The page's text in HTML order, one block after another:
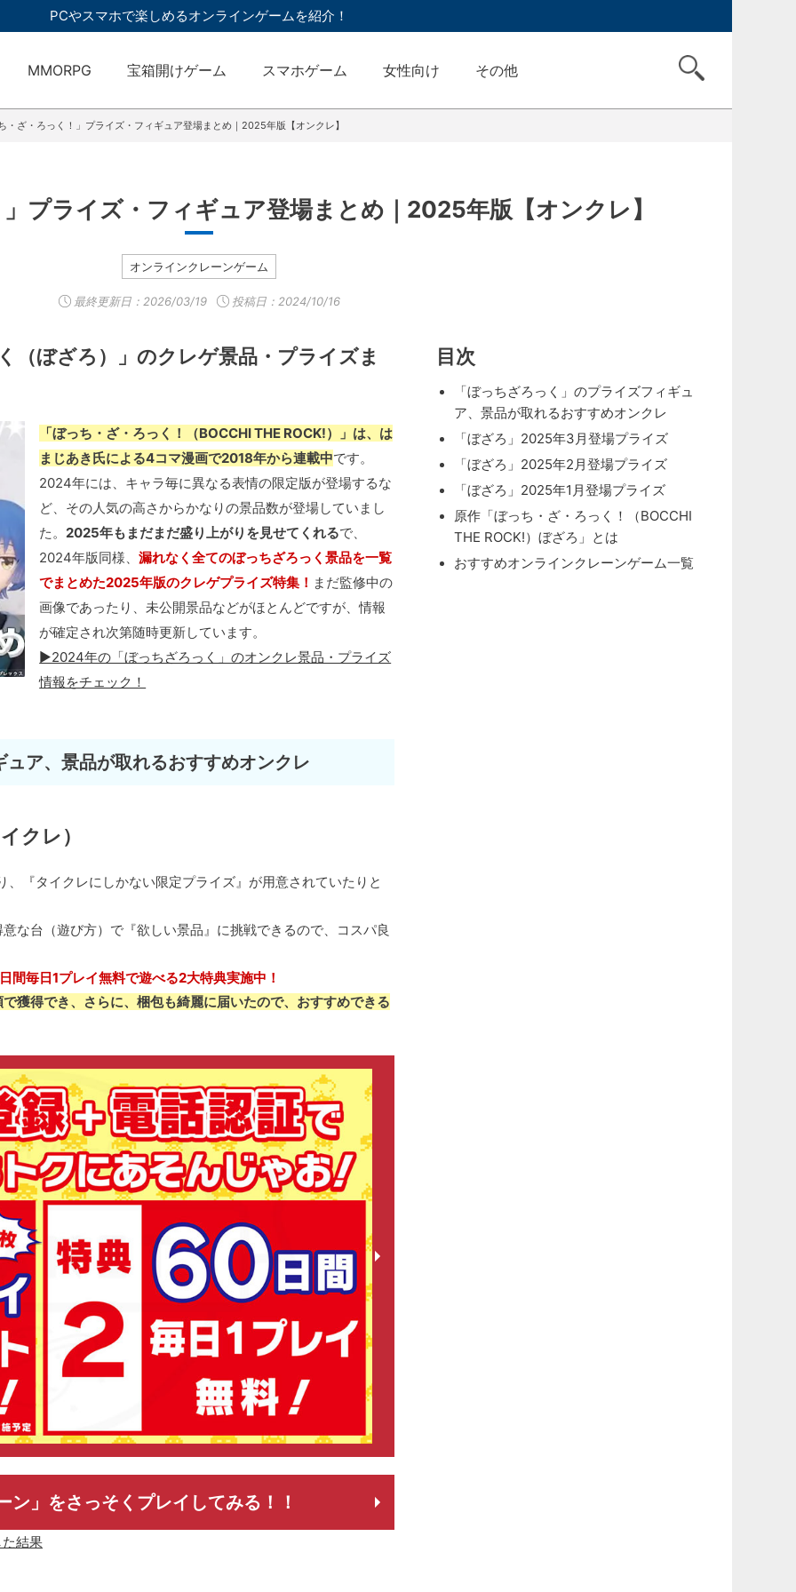
PCやスマホで楽しめるオンラインゲームを紹介！
MMORPG 宝箱開けゲーム スマホゲーム 女性向け その他
・ざ・ろっく！」プライズ・フィギュア登場まとめ｜2025年版【オンクレ】
プライズ・フィギュア登場まとめ｜2025年版【オンクレ】
オンラインクレーンゲーム
最終更新日： 2026/03/19 投稿日：2024/10/16
ぼざろ）」のクレゲ景品・プライズま
「ぼっち・ざ・ろっく！（BOCCHI THE ROCK!）」は、は
まじあき氏による4コマ漫画で2018年から連載中です。
2024年には、キャラ毎に異なる表情の限定版が登場するな
ど、その人気の高さからかなりの景品数が登場していまし
た。2025年もまだまだ盛り上がりを見せてくれるで、
2024年版同様、漏れなく全てのぼっちざろっく景品を一覧
でまとめた2025年版のクレゲプライズ特集！ まだ監修中の
画像であったり、未公開景品などがほとんどですが、情報
が確定され次第随時更新しています。
▶2024年の「ぼっちざろっく」のオンクレ景品・プライズ
情報をチェック！
ア、景品が取れるおすすめオンクレ
クレ）
『タイクレにしかない限定プライズ』が用意されていたりと
な台（遊び方）で『欲しい景品』に挑戦できるので、コスパ良
毎日1プレイ無料で遊べる2大特典実施中！
獲得でき、さらに、梱包も綺麗に届いたので、おすすめできる
ン」をさっそくプレイしてみる！！
結果
目次
「ぼっちざろっく」のプライズフィギュ
ア、景品が取れるおすすめオンクレ
「ぼざろ」2025年3月登場プライズ
「ぼざろ」2025年2月登場プライズ
「ぼざろ」2025年1月登場プライズ
原作「ぼっち・ざ・ろっく！（BOCCHI
THE ROCK!）ぼざろ」とは
おすすめオンラインクレーンゲーム一覧